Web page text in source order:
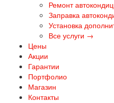
Ремонт
Заправка
Установка
Все услуги →
Цены
Акции
Гарантии
Портфолио
Магазин
Контакты